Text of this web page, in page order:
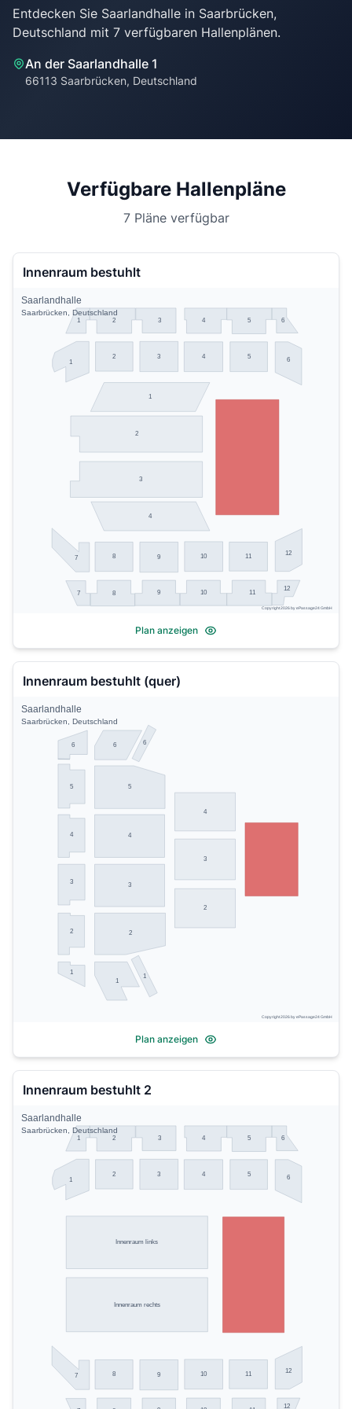
Entdecken Sie Saarlandhalle in Saarbrücken,
An der Saarlandhalle 1
66113 Saarbrücken, Deutschland
Verfügbare Hallenpläne
7 Pläne verfügbar
Innenraum bestuhlt
1
1
10
10 11
11 12
12
2
2
3
3
4
4
5
5
6
6
7
7 8
8
9
9
1
2
3
4
Saarlandhalle
Saarbrücken, Deutschland
Copyright 2026 by ePassage24 GmbH
Plan anzeigen
Innenraum bestuhlt (quer)
1
1
2
2
3
3
4
4
5
5
6
6
1
6
2
3
4
Saarlandhalle
Saarbrücken, Deutschland
Copyright 2026 by ePassage24 GmbH
Plan anzeigen
Innenraum bestuhlt 2
1
1
10 11 12
12
2
2
3
3
4
4
5
5
6
6
7 8 9
Innenraum links
Innenraum rechts
Saarlandhalle
Saarbrücken, Deutschland